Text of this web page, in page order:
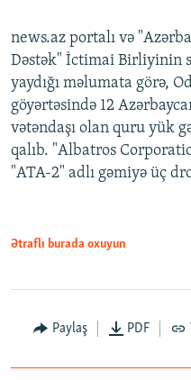
news.az portalı və
Dəstək" İctimai Birliyinin
yaydığı məlumata görə,
göyərtəsində 12
vətəndaşı olan quru yük
qalıb. "Albatros
"ATA-2" adlı gəmiyə üç
Ətraflı burada oxuyun
Paylaş PDF